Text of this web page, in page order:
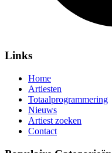
Links
Home
Artiesten
Totaalprogrammering
Nieuws
Artiest zoeken
Contact